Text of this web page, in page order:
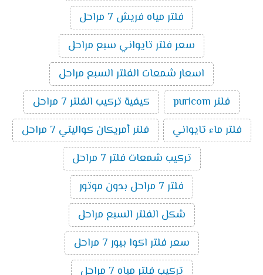
فلتر مياه فريش 7 مراحل
سعر فلتر تايواني سبع مراحل
اسعار شمعات الفلتر السبع مراحل
فلتر puricom
كيفية تركيب الفلتر 7 مراحل
فلتر ماء تايواني
فلتر أمريكان كواليتي 7 مراحل
تركيب شمعات فلتر 7 مراحل
فلتر 7 مراحل بدون موتور
شكل الفلتر السبع مراحل
سعر فلتر اكوا بيور 7 مراحل
تركيب فلتر مياه 7 مراحل